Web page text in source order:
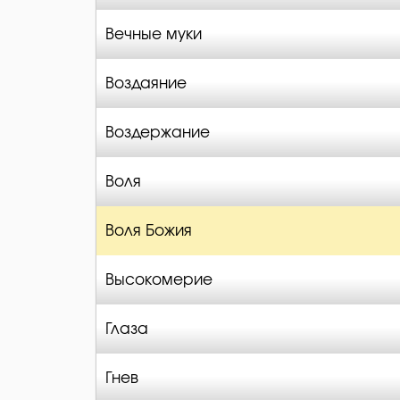
Вечные муки
Воздаяние
Воздержание
Воля
Воля Божия
Высокомерие
Глаза
Гнев